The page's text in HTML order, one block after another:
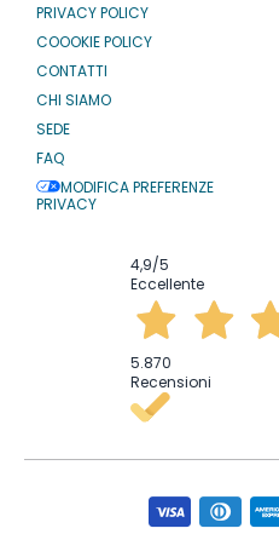
PRIVACY POLICY
COOOKIE POLICY
CONTATTI
CHI SIAMO
SEDE
FAQ
MODIFICA PREFERENZE
PRIVACY
4,9/5
Eccellente
5.870
Recensioni